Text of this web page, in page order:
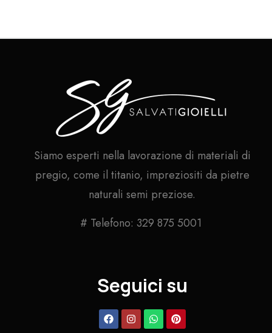
Siamo esperti nella lavorazione di materiali di
pregio, come il titanio, impreziositi da pietre
naturali semi preziose.
# Telefono: 329 875 5001
Seguici su